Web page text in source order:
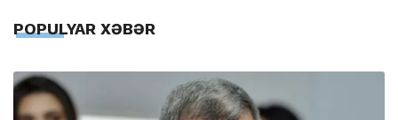
POPULYAR XƏBƏR